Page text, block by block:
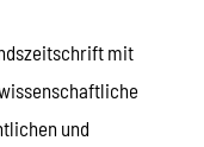
mit
und